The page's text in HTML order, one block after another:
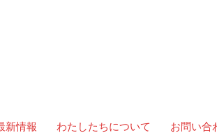
新情報 わたしたちについて お問い合